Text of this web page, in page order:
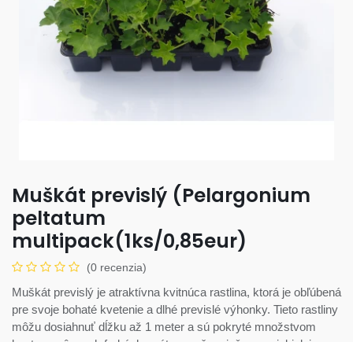
Muškát previslý (Pelargonium
peltatum
multipack(1ks/0,85eur)
(0 recenzia)
Muškát previslý je atraktívna kvitnúca rastlina, ktorá je obľúbená
pre svoje bohaté kvetenie a dlhé previslé výhonky. Tieto rastliny
môžu dosiahnuť dĺžku až 1 meter a sú pokryté množstvom